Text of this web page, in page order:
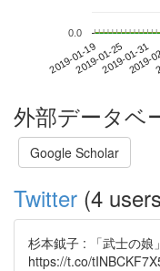
2019-01-192019-01-252019-01-31
2019-
0.0
外部データベ
Google Scholar
Twitter (4
杉本鉞子 : 「武士の娘
https://t.co/